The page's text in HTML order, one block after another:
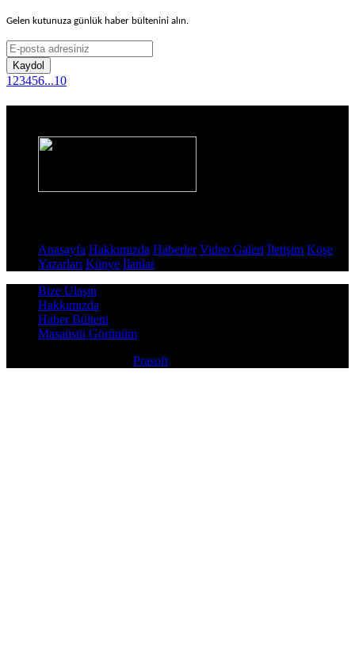
Gelen kutunuza günlük haber bültenini alın.
Kaydol
1 23456...10
Anasayfa Hakkımızda Haberler Video Galeri İletişim Köşe
Yazarları Künye İlanlar
Bize Ulaşın
Hakkımızda
Haber Bülteni
Masaüstü Görünüm
Prasoft